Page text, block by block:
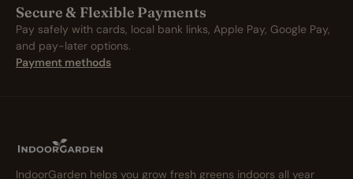
Secure & Flexible Payments
Pay safely with cards, local bank links, Apple Pay, Google Pay,
and pay-later options.
Payment methods
IndoorGarden helps you grow fresh greens indoors all year